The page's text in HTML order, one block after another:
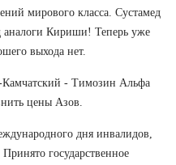
мирового класса. Сустамед
Кириши! Теперь уже
выхода нет.
Камчатский - Tимозин Альфа
цены Азов.
дня инвалидов,
государственное